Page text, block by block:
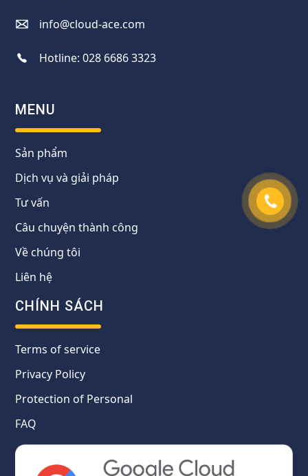
info@cloud-ace.com
Hotline:028 6686 3323
MENU
Sản phẩm
Dịch vụ và giải pháp
Tư vấn
Câu chuyện thành công
Về chúng tôi
Liên hệ
CHÍNH SÁCH
Terms of service
Privacy Policy
Protection of Personal
FAQ